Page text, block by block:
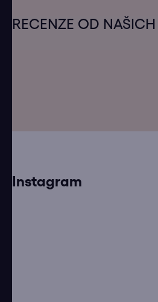
RECENZE OD
Instagram